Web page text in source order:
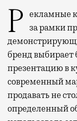
Рекламные кампании техники редко выходят
за рамки
бренд выбирает
презентацию в
современный
продавать не
определенный